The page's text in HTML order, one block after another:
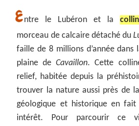
Entre le Lubéron et la
morceau de calcaire détaché du
faille de 8 millions d’année dans
plaine deCavaillon. Cette
relief, habitée depuis la
trouver la nature aussi près de
géologique et historique en
intérêt. Pour parcourir ce